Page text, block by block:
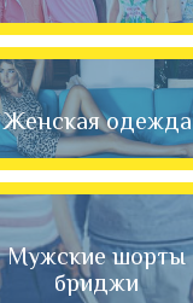
Женская одежда
Мужские шорты
бриджи